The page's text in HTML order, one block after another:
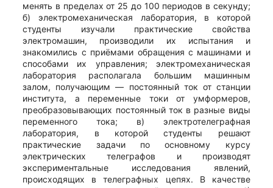
менять в пределах от 25 до 100 периодов в секунду;
б) электромеханическая лаборатория, в которой
студенты изучали практические свойства
электромашин, производили их испытания и
знакомились с приёмами обращения с машинами и
способами их управления; электромеханическая
лаборатория располагала большим машинным
залом, получающим — постоянный ток от станции
института, а переменные токи от умформеров,
преобразовывающих постоянный ток в разные виды
переменного тока; в) электротелеграфная
лаборатория, в которой студенты решают
практические задачи по основному курсу
электрических телеграфов и производят
экспериментальные исследования явлений,
происходящих в телеграфных цепях. В качестве